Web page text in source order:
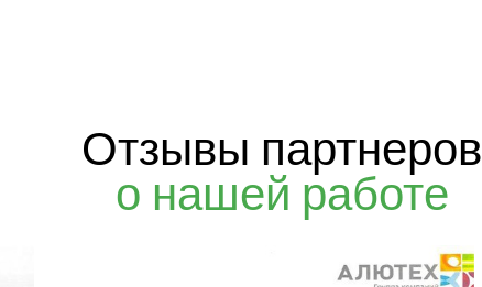
Отзывы партнеров
о нашей работе